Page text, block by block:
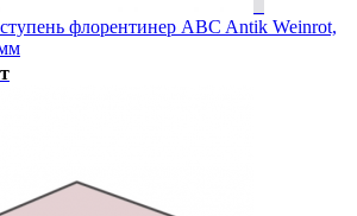
флорентинер ABC Antik Weinrot,